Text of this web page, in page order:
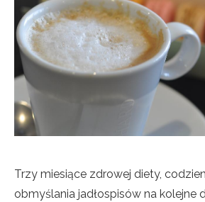
Trzy miesiące zdrowej diety,
obmyślania jadłospisów na kolejne